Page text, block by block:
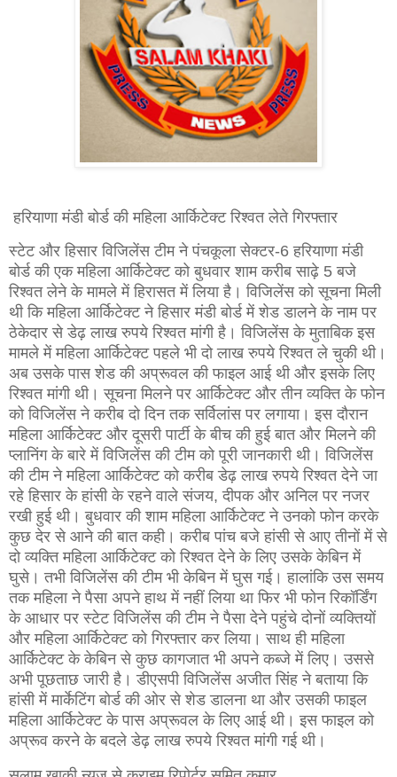
हरियाणा मंडी बोर्ड की महिला आर्किटेक्ट रिश्वत लेते गिरफ्तार
स्टेट और हिसार विजिलेंस टीम ने पंचकूला सेक्टर-6 हरियाणा मंडी
बोर्ड की एक महिला आर्किटेक्ट को बुधवार शाम करीब साढ़े 5 बजे
रिश्वत लेने के मामले में हिरासत में लिया है। विजिलेंस को सूचना मिली
थी कि महिला आर्किटेक्ट ने हिसार मंडी बोर्ड में शेड डालने के नाम पर
ठेकेदार से डेढ़ लाख रुपये रिश्वत मांगी है। विजिलेंस के मुताबिक इस
मामले में महिला आर्किटेक्ट पहले भी दो लाख रुपये रिश्वत ले चुकी थी।
अब उसके पास शेड की अप्रूवल की फाइल आई थी और इसके लिए
रिश्वत मांगी थी। सूचना मिलने पर आर्किटेक्ट और तीन व्यक्ति के फोन
को विजिलेंस ने करीब दो दिन तक सर्विलांस पर लगाया। इस दौरान
महिला आर्किटेक्ट और दूसरी पार्टी के बीच की हुई बात और मिलने की
प्लानिंग के बारे में विजिलेंस की टीम को पूरी जानकारी थी। विजिलेंस
की टीम ने महिला आर्किटेक्ट को करीब डेढ़ लाख रुपये रिश्वत देने जा
रहे हिसार के हांसी के रहने वाले संजय, दीपक और अनिल पर नजर
रखी हुई थी। बुधवार की शाम महिला आर्किटेक्ट ने उनको फोन करके
कुछ देर से आने की बात कही। करीब पांच बजे हांसी से आए तीनों में से
दो व्यक्ति महिला आर्किटेक्ट को रिश्वत देने के लिए उसके केबिन में
घुसे। तभी विजिलेंस की टीम भी केबिन में घुस गई। हालांकि उस समय
तक महिला ने पैसा अपने हाथ में नहीं लिया था फिर भी फोन रिकॉर्डिंग
के आधार पर स्टेट विजिलेंस की टीम ने पैसा देने पहुंचे दोनों व्यक्तियों
और महिला आर्किटेक्ट को गिरफ्तार कर लिया। साथ ही महिला
आर्किटेक्ट के केबिन से कुछ कागजात भी अपने कब्जे में लिए। उससे
अभी पूछताछ जारी है। डीएसपी विजिलेंस अजीत सिंह ने बताया कि
हांसी में मार्केटिंग बोर्ड की ओर से शेड डालना था और उसकी फाइल
महिला आर्किटेक्ट के पास अप्रूवल के लिए आई थी। इस फाइल को
अप्रूव करने के बदले डेढ़ लाख रुपये रिश्वत मांगी गई थी।